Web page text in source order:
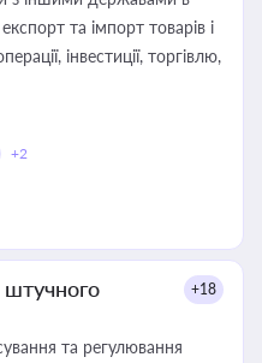
та імпорт товарів і
інвестиції, торгівлю,
+2
+18
та регулювання